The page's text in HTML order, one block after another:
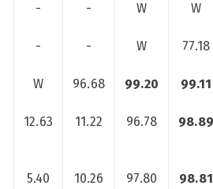
- - W W
- - W 77.18
W 96.68 99.20 99.11
12.63 11.22 96.78 98.89
5.40 10.26 97.80 98.81